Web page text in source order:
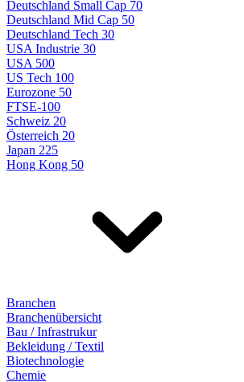
Deutschland Small Cap 70
Deutschland Mid Cap 50
Deutschland Tech 30
USA Industrie 30
USA 500
US Tech 100
Eurozone 50
FTSE-100
Schweiz 20
Österreich 20
Japan 225
Hong Kong 50
Branchen
Branchenübersicht
Bau / Infrastrukur
Bekleidung / Textil
Biotechnologie
Chemie